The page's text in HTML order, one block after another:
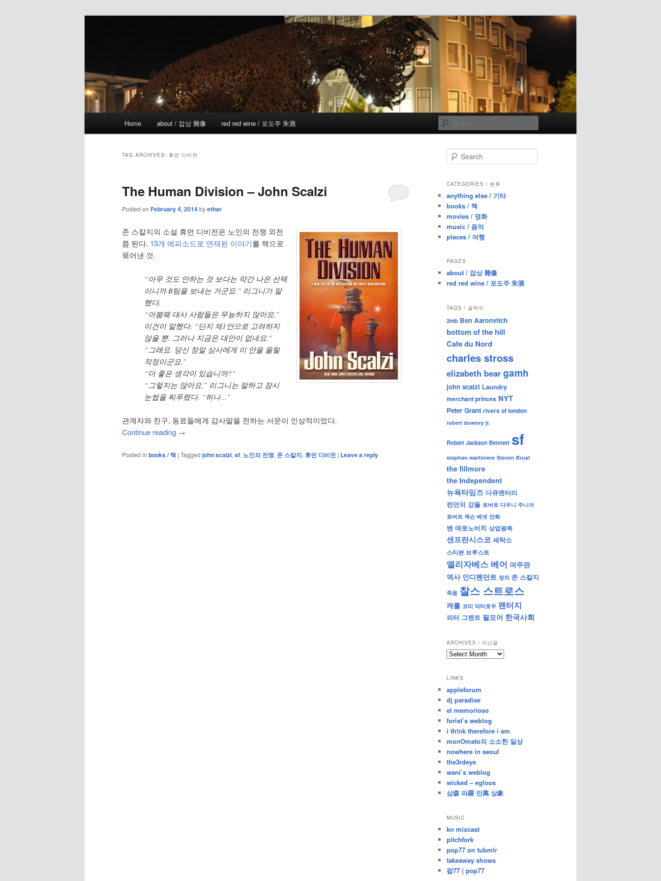
Home about / 잡상 雜像 red red wine / 포도주 朱酒
TAG ARCHIVES: 휴먼 디비전
The Human Division – John Scalzi
Posted on February 4, 2014byethar
존 스칼지의 소설 휴먼 디비전은 노인의 전쟁 외전
쯤 된다. 13개 에피소드로 연재된 이야기를 책으로
묶어낸 것.
“아무 것도 안하는 것 보다는 약간 나은 선택
이니까 B팀을 보내는 거군요.” 리그니가 말
했다.
“아붐웨 대사 사람들은 무능하지 않아요.”
이건이 말했다. “단지 제1안으로 고려하지
않을 뿐. 그러나 지금은 대안이 없네요.”
“그래요. 당신 정말 상사에게 이 안을 올릴
작정이군요.”
“더 좋은 생각이 있습니까?”
“그렇지는 않아요.” 리그니는 말하고 잠시
눈썹을 찌푸렸다. “허나…”
관계자와 친구, 동료들에게 감사말을 전하는 서문이 인상적이었다.
Continue reading →
Posted in books / 책 | Tagged john scalzi, sf, 노인의 전쟁, 존 스칼지, 휴먼 디비전 | Leave a reply
e
r
h
CATEGORIES / 분류
anything else / 기타
books / 책
movies / 영화
music / 음악
places / 여행
PAGES
about / 잡상 雜像
red red wine / 포도주 朱酒
TAGS / 글딱지
2mb Ben Aaronvitch
bottom of the hill
Cafe du Nord
charles stross
elizabeth beargamh
john scalzi Laundry
merchant princes NYT
Peter Grant rivers of london
robert downey jr.
Robert Jackson Bennett sf
stephan martiniere Steven Brust
the fillmore
the Independent
뉴욕타임즈 다큐멘터리
런던의 강들 로버트 다우니 주니어
로버트 잭슨 베넷 만화
벤 애로노비치 상업왕족
샌프란시스코 세탁소
스티븐 브루스트
엘리자베스 베어 여주판
역사 인디펜던트 정치 존 스칼지
죽음 찰스 스트로스
캐롤 코리 닥터로우 팬터지
피터 그랜트 필모어 한국사회
ARCHIVES / 지난글
archives
난
글
LINKS
appleforum
dj paradise
el memorioso
forist’s weblog
i th!nk therefore i am
monOmato의 소소한 일상
nowhere in seoul
the3rdeye
wani’s weblog
wicked – egloos
삼森 라羅 만萬 상象
MUSIC
kn mixcast
pitchfork
pop77 on tubmlr
takeaway shows
팝77 | pop77